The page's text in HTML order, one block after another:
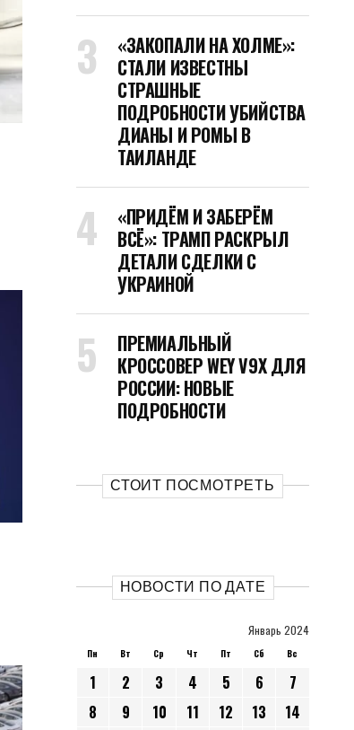
«ЗАКОПАЛИ НА ХОЛМЕ»:
СТАЛИ ИЗВЕСТНЫ
СТРАШНЫЕ
ПОДРОБНОСТИ УБИЙСТВА
ДИАНЫ И РОМЫ В
ТАИЛАНДЕ
«ПРИДЁМ И ЗАБЕРЁМ
ВСЁ»: ТРАМП РАСКРЫЛ
ДЕТАЛИ СДЕЛКИ С
УКРАИНОЙ
ПРЕМИАЛЬНЫЙ
КРОССОВЕР WEY V9X ДЛЯ
РОССИИ: НОВЫЕ
ПОДРОБНОСТИ
СТОИТ ПОСМОТРЕТЬ
НОВОСТИ ПО ДАТЕ
Январь 2024
Пн Вт Ср Чт Пт Сб Вс
1 2 3 4 5 6
7
8
9 10 11 12 13
14